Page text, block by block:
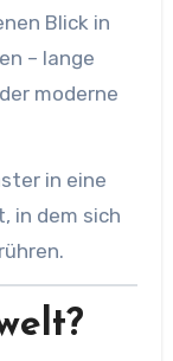
Blick in
– lange
moderne
in eine
in dem sich